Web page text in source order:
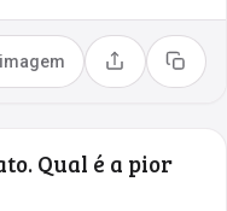
Compartilhar
Copiar
Qual é a pior